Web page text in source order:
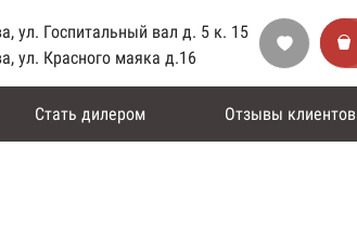
ул. Госпитальный вал д. 5 к. 15
ул. Красного маяка д.16
Стать дилером Отзывы клиентов